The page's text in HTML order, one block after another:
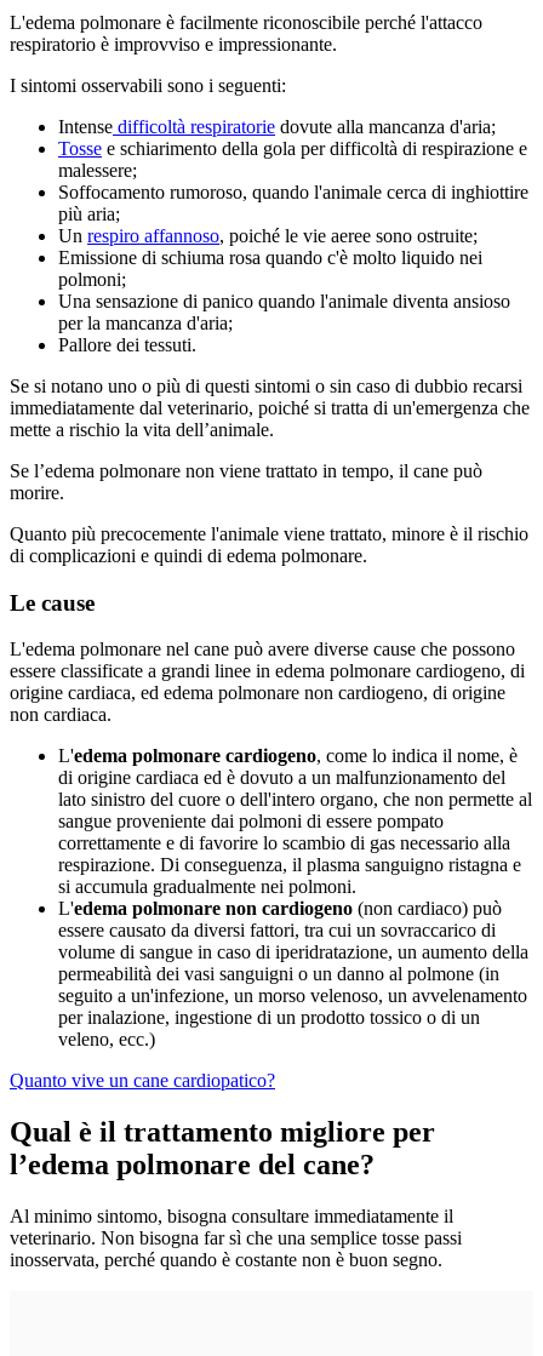
L'edema polmonare è facilmente riconoscibile perché l'attacco
respiratorio è improvviso e impressionante.
I sintomi osservabili sono i seguenti:
Intense difficoltà respiratorie dovute alla mancanza d'aria;
Tosse e schiarimento della gola per difficoltà di respirazione e
malessere;
Soffocamento rumoroso, quando l'animale cerca di inghiottire
più aria;
Un respiro affannoso, poiché le vie aeree sono ostruite;
Emissione di schiuma rosa quando c'è molto liquido nei
polmoni;
Una sensazione di panico quando l'animale diventa ansioso
per la mancanza d'aria;
Pallore dei tessuti.
Se si notano uno o più di questi sintomi o sin caso di dubbio recarsi
immediatamente dal veterinario, poiché si tratta di un'emergenza che
mette a rischio la vita dell’animale.
Se l’edema polmonare non viene trattato in tempo, il cane può
morire.
Quanto più precocemente l'animale viene trattato, minore è il rischio
di complicazioni e quindi di edema polmonare.
Le cause
L'edema polmonare nel cane può avere diverse cause che possono
essere classificate a grandi linee in edema polmonare cardiogeno, di
origine cardiaca, ed edema polmonare non cardiogeno, di origine
non cardiaca.
L'edema polmonare cardiogeno, come lo indica il nome, è
di origine cardiaca ed è dovuto a un malfunzionamento del
lato sinistro del cuore o dell'intero organo, che non permette al
sangue proveniente dai polmoni di essere pompato
correttamente e di favorire lo scambio di gas necessario alla
respirazione. Di conseguenza, il plasma sanguigno ristagna e
si accumula gradualmente nei polmoni.
L'edema polmonare non cardiogeno (non cardiaco) può
essere causato da diversi fattori, tra cui un sovraccarico di
volume di sangue in caso di iperidratazione, un aumento della
permeabilità dei vasi sanguigni o un danno al polmone (in
seguito a un'infezione, un morso velenoso, un avvelenamento
per inalazione, ingestione di un prodotto tossico o di un
veleno, ecc.)
Quanto vive un cane cardiopatico?
Qual è il trattamento migliore per
l’edema polmonare del cane?
Al minimo sintomo, bisogna consultare immediatamente il
veterinario. Non bisogna far sì che una semplice tosse passi
inosservata, perché quando è costante non è buon segno.